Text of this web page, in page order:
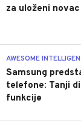
za uloženi novac
AWESOME
Samsung
telefone: Tanji
funkcije